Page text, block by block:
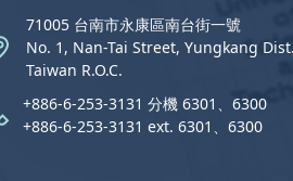
71005 台南市永康區南台街一號
No. 1, Nan-Tai Street, Yungkang
Taiwan R.O.C.
+886-6-253-3131 分機 6301、6300
+886-6-253-3131 ext. 6301、6300